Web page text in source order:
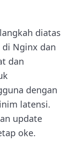
diatas
di Nginx dan
dan
dengan
latensi.
update
oke.